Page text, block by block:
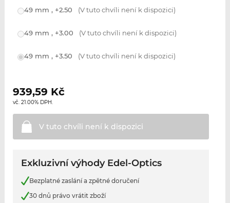
49 mm , +2.50 (V tuto chvíli není k dispozici)
49 mm , +3.00 (V tuto chvíli není k dispozici)
49 mm , +3.50 (V tuto chvíli není k dispozici)
939,59 Kč
vč. 21.00% DPH.
V tuto chvíli není k dispozici
Exkluzivní výhody Edel-Optics
Bezplatné zaslání a zpětné doručení
30 dnů právo vrátit zboží